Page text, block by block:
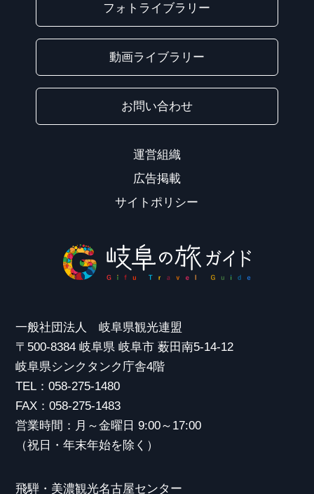
フォトライブラリー
動画ライブラリー
お問い合わせ
運営組織
広告掲載
サイトポリシー
一般社団法人 岐阜県観光連盟
〒500-8384 岐阜県 岐阜市 薮田南5-14-12
岐阜県シンクタンク庁舎4階
TEL：058-275-1480
FAX：058-275-1483
営業時間：月～金曜日 9:00～17:00
（祝日・年末年始を除く）
飛騨・美濃観光名古屋センター